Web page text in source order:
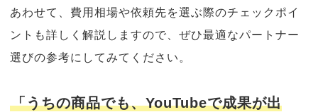
あわせて、費用相場や依頼先を選ぶ際のチェックポイ
ントも詳しく解説しますので、ぜひ最適なパートナー
選びの参考にしてみてください。
「うちの商品でも、YouTubeで成果が出